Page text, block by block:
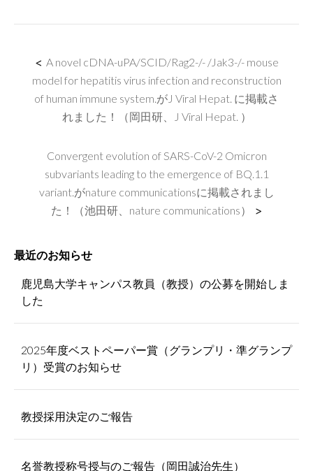
< A novel cDNA-uPA/SCID/Rag2-/- /Jak3-/- mouse
model for hepatitis virus infection and reconstruction
of human immune system.がJ Viral Hepat. に掲載さ
れました！（岡田研、J Viral Hepat. ）
Convergent evolution of SARS-CoV-2 Omicron
subvariants leading to the emergence of BQ.1.1
variant.がnature communicationsに掲載されまし
た！（池田研、nature communications）
>
最近のお知らせ
鹿児島大学キャンパス教員（教授）の公募を開始しま
した
2025年度ベストペーパー賞（グランプリ・準グランプ
リ）受賞のお知らせ
教授採用決定のご報告
名誉教授称号授与のご報告（岡田誠治先生）